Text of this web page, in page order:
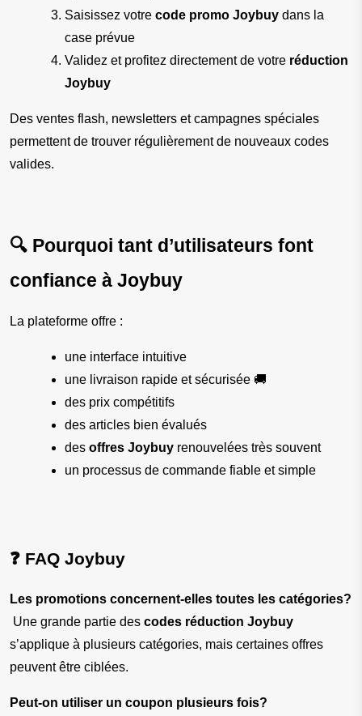
Saisissez votre code promo Joybuy dans la
case prévue
Validez et profitez directement de votre réduction
Joybuy
Des ventes flash, newsletters et campagnes spéciales
permettent de trouver régulièrement de nouveaux codes
valides.
🔍 Pourquoi tant d’utilisateurs font
confiance à Joybuy
La plateforme offre :
une interface intuitive
une livraison rapide et sécurisée 🚚
des prix compétitifs
des articles bien évalués
des offres Joybuy renouvelées très souvent
un processus de commande fiable et simple
❓ FAQ Joybuy
Les promotions concernent-elles toutes les catégories?
Une grande partie des codes réduction Joybuy
s’applique à plusieurs catégories, mais certaines offres
peuvent être ciblées.
Peut-on utiliser un coupon plusieurs fois?